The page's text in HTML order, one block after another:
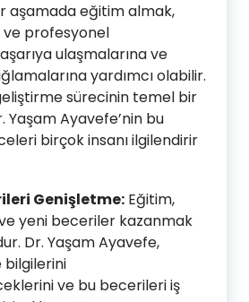
aşamada eğitim almak,
ve profesyonel
ulaşmalarına ve
yardımcı olabilir.
sürecinin temel bir
Yaşam Ayavefe’nin bu
birçok insanı ilgilendirir
Genişletme: Eğitim,
yeni beceriler kazanmak
Dr. Yaşam Ayavefe,
bilgilerini
ve bu becerileri iş